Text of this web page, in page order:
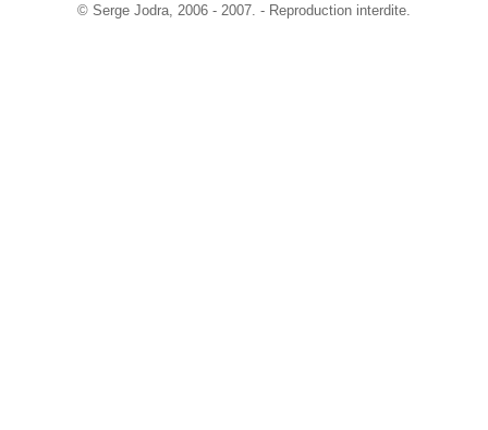
© Serge Jodra, 2006 - 2007. - Reproduction interdite.